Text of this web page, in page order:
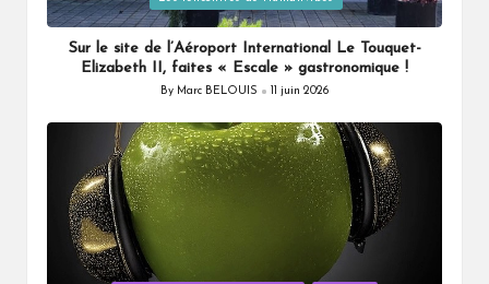
Sur le site de l’Aéroport International Le Touquet-
Elizabeth II, faites « Escale » gastronomique !
Posted
By Marc BELOUIS 11 juin 2026